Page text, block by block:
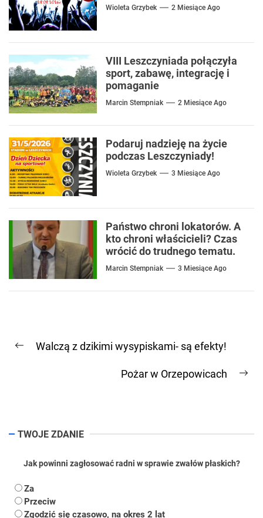
Wioleta Grzybek 2 Miesiące Ago
VIII Leszczyniada połączyła
sport, zabawę, integrację i
pomaganie
Marcin Stempniak 2 Miesiące Ago
Podaruj nadzieję na życie
podczas Leszczyniady!
Wioleta Grzybek 3 Miesiące Ago
Państwo chroni lokatorów. A
kto chroni właścicieli? Czas
wrócić do trudnego tematu.
Marcin Stempniak 3 Miesiące Ago
wpisu
Previous
Walczą z dzikimi wysypiskami- są efekty!
Pożar w Orzepowicach
TWOJE ZDANIE
Jak powinni zagłosować radni w sprawie zwałów płaskich?
Za
Przeciw
Zgodzić się czasowo, na okres 2 lat